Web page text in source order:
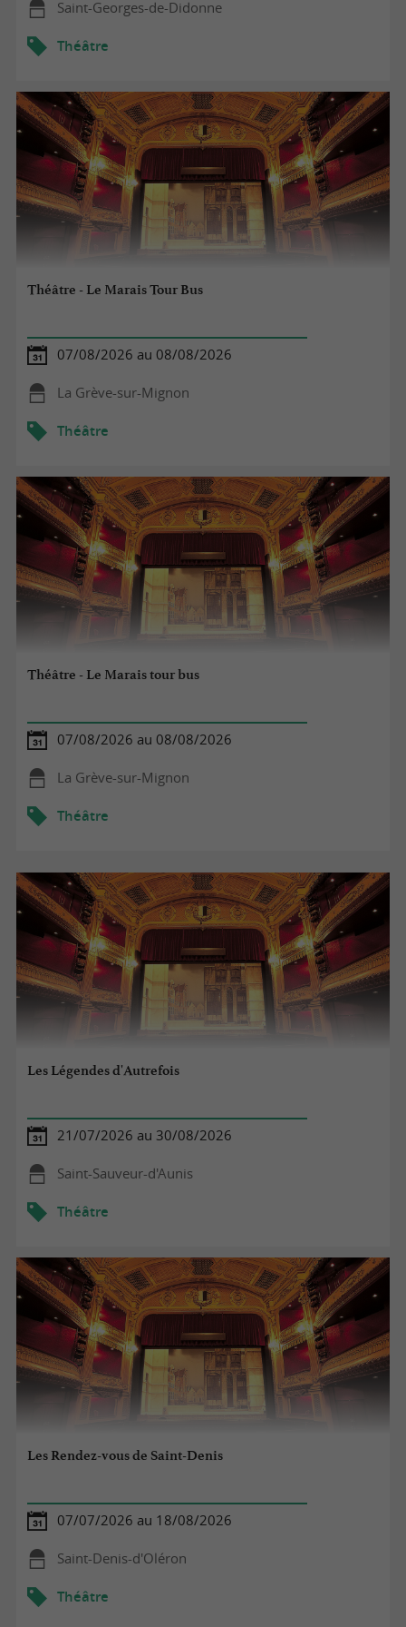
Saint-Georges-de-Didonne
Théâtre
Théâtre - Le Marais Tour Bus
07/08/2026 au 08/08/2026
La Grève-sur-Mignon
Théâtre
Théâtre - Le Marais tour bus
07/08/2026 au 08/08/2026
La Grève-sur-Mignon
Théâtre
Les Légendes d'Autrefois
21/07/2026 au 30/08/2026
Saint-Sauveur-d'Aunis
Théâtre
Les Rendez-vous de Saint-Denis
07/07/2026 au 18/08/2026
Saint-Denis-d'Oléron
Théâtre